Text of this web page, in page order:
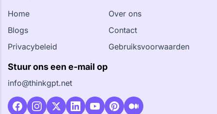
Home
Blogs
Privacybeleid
Over ons
Contact
Gebruiksvoorwaarden
Stuur ons een e-mail op
info@thinkgpt.net